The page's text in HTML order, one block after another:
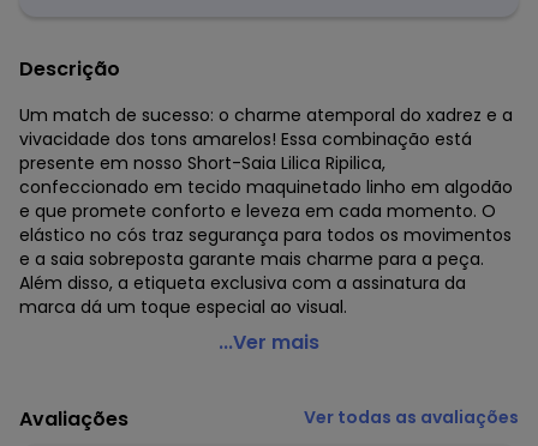
Descrição
Um match de sucesso: o charme atemporal do xadrez e a
vivacidade dos tons amarelos! Essa combinação está
presente em nosso Short-Saia Lilica Ripilica,
confeccionado em tecido maquinetado linho em algodão
e que promete conforto e leveza em cada momento. O
elástico no cós traz segurança para todos os movimentos
e a saia sobreposta garante mais charme para a peça.
Além disso, a etiqueta exclusiva com a assinatura da
marca dá um toque especial ao visual.
Lilica Ripilica - Short-Saia Xadrez Infantil Feminino
Código do produto: 7719998
Modelagem: Justa
...Ver mais
Avaliações Ver todas as avaliações